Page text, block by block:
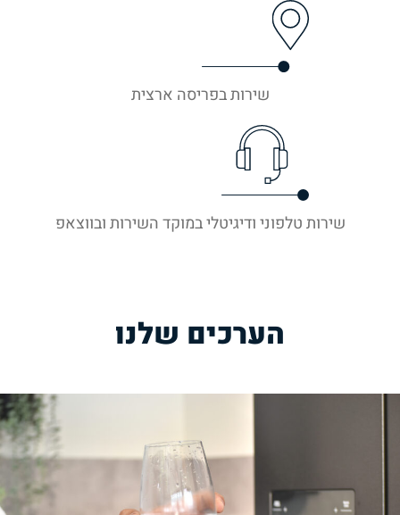
שירות בפריסה ארצית
שירות טלפוני ודיגיטלי במוקד השירות ובווצאפ
הערכים שלנו